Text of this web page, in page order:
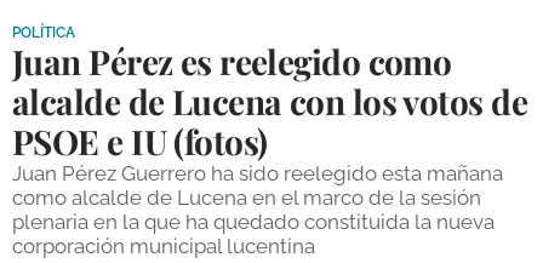
DEPORTES
COMPETICIONES
DEPORTE BASE
OPINIÓN
POLÍTICA
Juan Pérez es reelegido como
alcalde de Lucena con los votos de
PSOE e IU (fotos)
Juan Pérez Guerrero ha sido reelegido esta mañana
como alcalde de Lucena en el marco de la sesión
plenaria en la que ha quedado constituida la nueva
corporación municipal lucentina